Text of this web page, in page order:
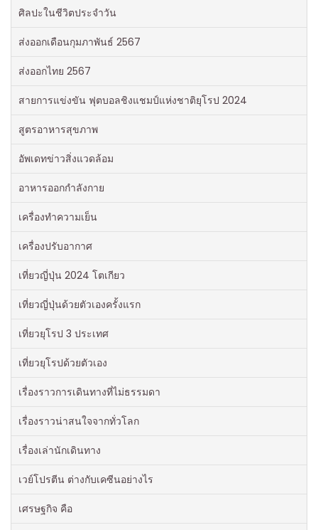
ศิลปะในชีวิตประจำวัน
ส่งออกเดือนกุมภาพันธ์ 2567
ส่งออกไทย 2567
สายการแข่งขัน ฟุตบอลชิงแชมป์แห่งชาติยุโรป 2024
สูตรอาหารสุขภาพ
อัพเดทข่าวสิ่งแวดล้อม
อาหารออกกําลังกาย
เครื่องทำความเย็น
เครื่องปรับอากาศ
เที่ยวญี่ปุ่น 2024 โตเกียว
เที่ยวญี่ปุ่นด้วยตัวเองครั้งแรก
เที่ยวยุโรป 3 ประเทศ
เที่ยวยุโรปด้วยตัวเอง
เรื่องราวการเดินทางที่ไม่ธรรมดา
เรื่องราวน่าสนใจจากทั่วโลก
เรื่องเล่านักเดินทาง
เวย์โปรตีน ต่างกับเคซีนอย่างไร
เศรษฐกิจ คือ